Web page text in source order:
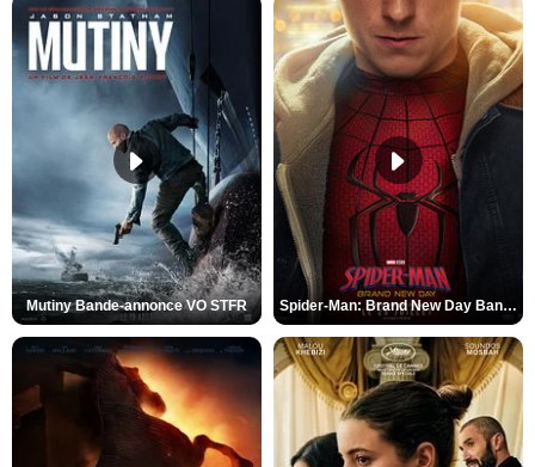
Mutiny Bande-annonce VO STFR Spider-Man: Brand New Day Bande-annonce VO STFR